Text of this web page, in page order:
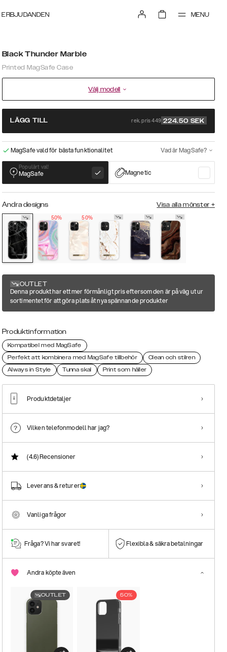
ERBJUDANDEN MENU
Black Thunder Marble
Printed MagSafe Case
Välj modell
LÄGG TILL rek. pris 449 224.50 SEK
MagSafe vald för bästa funktionalitet Vad är MagSafe?
Populärt val!
MagSafe Magnetic
Andra designs Visa alla mönster +
50%
50%
OUTLET
Denna produkt har ett mer förmånligt pris eftersom den är på väg ut ur
sortimentet för att göra plats åt nya spännande produkter
Produktinformation
Kompatibel med MagSafe
Perfekt att kombinera med MagSafe tillbehör
Clean och stilren
Always in Style
Tunna skal Print som håller
Produktdetaljer
Vilken telefonmodell har jag?
(4.6)Recensioner
Leverans & returer
Vanliga frågor
Fråga? Vi har svaret! Flexibla & säkra betalningar
Andra köpte även
OUTLET 50%